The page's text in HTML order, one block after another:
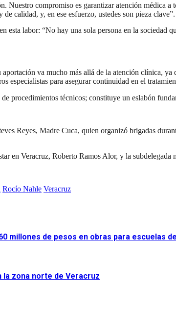
Nuestro compromiso es garantizar atención médica
calidad, y, en ese esfuerzo, ustedes son pieza clave”.
esta labor: “No hay una sola persona en la sociedad
va mucho más allá de la atención clínica,
especialistas para asegurar continuidad en el
procedimientos técnicos; constituye un eslabón
Reyes, Madre Cuca, quien organizó brigadas
en Veracruz, Roberto Ramos Alor, y la
Rocío Nahle Veracruz
millones de pesos en obras para escuelas
zona norte de Veracruz